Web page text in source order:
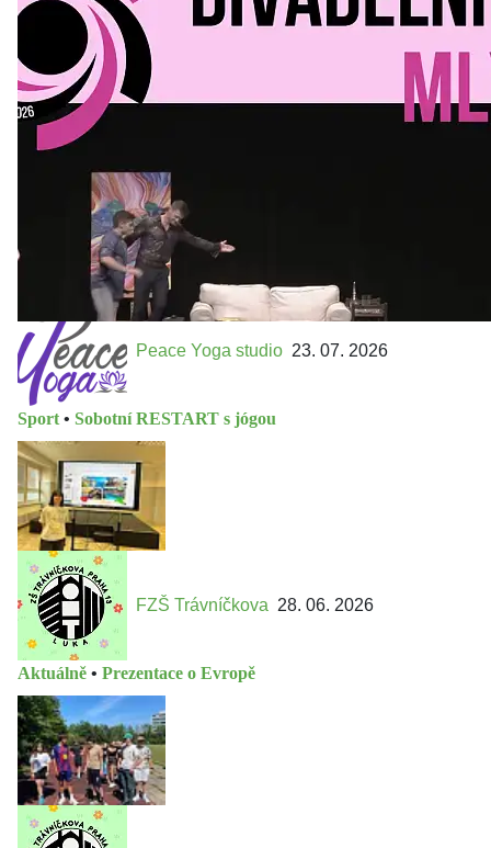
Kultura a volný čas
Divadelní mlýn. 15. až 18. října KD
MLEJN. Vstupenky již v prodeji.
Přijďte na přátelský festival divadla a inspirace 15. až 18.
října 2026 Vstupenky již v prodeji na GOOUT -
https://divadelnimlyn.cz/vstupenky Představ si čtyři dny
Peace Yoga studio 23. 07. 2026
Sport • Sobotní RESTART s jógou
FZŠ Trávníčkova 28. 06. 2026
Aktuálně • Prezentace o Evropě